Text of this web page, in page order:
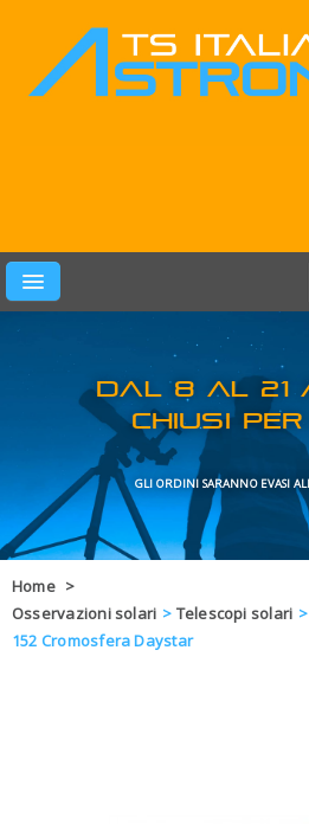
PRODOTTI
LEARN & FUN
MARCHI
OFFERTE
BLOG
DAL
Home >
Osservazioni solari > Telescopi solari >
152 Cromosfera Daystar